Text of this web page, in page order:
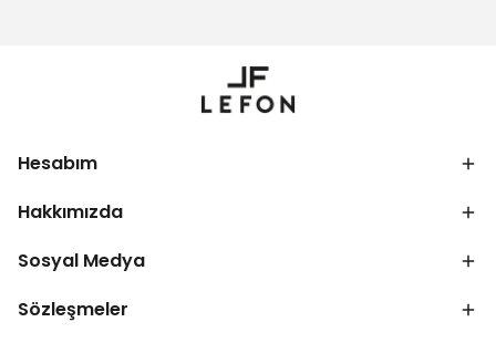
Hesabım
Hakkımızda
Sosyal Medya
Sözleşmeler